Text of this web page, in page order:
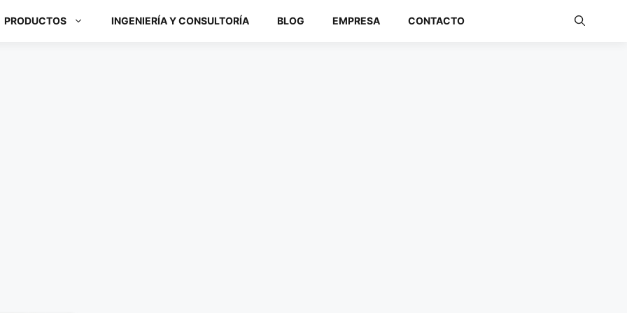
PRODUCTOS INGENIERÍA Y CONSULTORÍA BLOG EMPRESA CONTACTO